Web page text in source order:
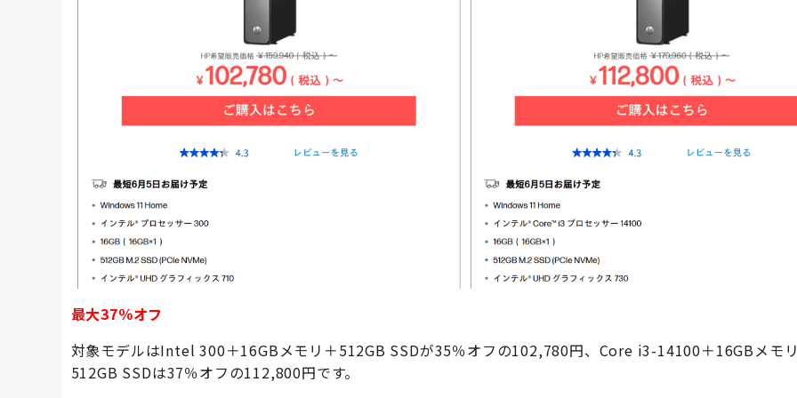
最大37％オフ
対象モデルはIntel 300＋16GBメモリ＋512GB SSDが35％オフの102,780円、Core i3-14100＋16GBメモ
512GB SSDは37％オフの112,800円です。